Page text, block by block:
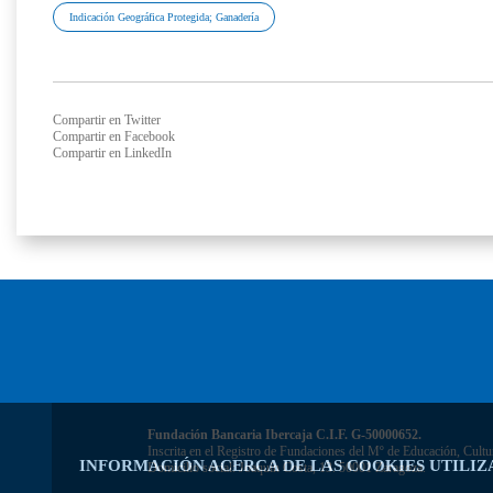
INFORMACIÓN ACERCA DE LAS COOKIES
Indicación Geográfica Protegida; Ganadería
Compartir en Twitter
Compartir en Facebook
Compartir en LinkedIn
Fundación Bancaria Ibercaja C.I.F. G-50000652.
Inscrita en el Registro de Fundaciones del Mº de Educación,
Domicilio social: Joaquín Costa, 13. 50001 Zaragoza.